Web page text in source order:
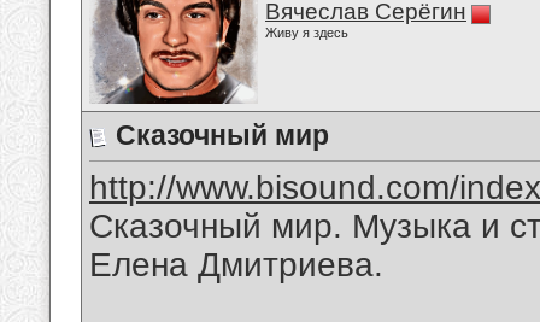
Вячеслав Серёгин
Живу я здесь
Сказочный мир
http://www.bisound.com/
Сказочный мир. Музыка и
Елена Дмитриева.